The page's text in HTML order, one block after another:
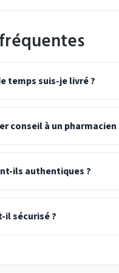
temps suis-je livré ?
conseil à un pharmacien
ils authentiques ?
il sécurisé ?